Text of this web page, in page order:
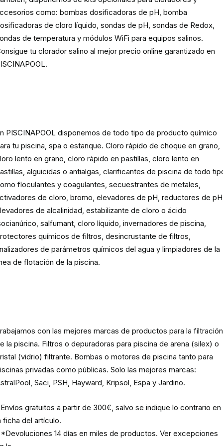
como: bombas dosificadoras de pH, bomba
de cloro líquido, sondas de pH, sondas de Redox,
de temperatura y módulos WiFi para equipos salinos.
tu clorador salino al mejor precio online garantizado en
PISCINAPOOL disponemos de todo tipo de producto químico
tu piscina, spa o estanque. Cloro rápido de choque en grano,
lento en grano, cloro rápido en pastillas, cloro lento en
alguicidas o antialgas, clarificantes de piscina de todo
floculantes y coagulantes, secuestrantes de metales,
de cloro, bromo, elevadores de pH, reductores de
de alcalinidad, estabilizante de cloro o ácido
salfumant, cloro líquido, invernadores de piscina,
químicos de filtros, desincrustante de filtros,
de parámetros químicos del agua y limpiadores de la
de flotación de la piscina.
con las mejores marcas de productos para la filtración
la piscina. Filtros o depuradoras para piscina de arena (silex) o
(vidrio) filtrante. Bombas o motores de piscina tanto para
privadas como públicas. Solo las mejores marcas:
Saci, PSH, Hayward, Kripsol, Espa y Jardino.
gratuitos a partir de 300€, salvo se indique lo contrario en
ficha del artículo.
14 días en miles de productos. Ver excepciones